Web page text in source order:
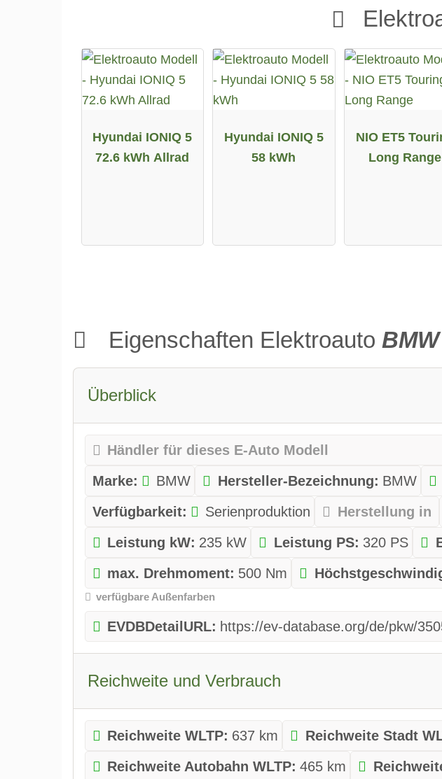
Hyundai IONIQ 5
72.6 kWh Allrad
Hyundai IONIQ 5
58 kWh
NIO ET5
Long Range
Eigenschaften Elektroauto
Überblick
Händler für dieses E-Auto Modell
Marke:
BMW Hersteller-Bezeichnung: BMW
Verfügbarkeit:
Serienproduktion Herstellung in
Leistung kW: 235 kW Leistung PS: 320 PS
max. Drehmoment: 500 Nm
verfügbare Außenfarben
EVDBDetailURL: https://ev-database.org/de/pkw/
Reichweite und Verbrauch
Reichweite WLTP: 637 km Reichweite Stadt
Reichweite Autobahn WLTP: 465 km